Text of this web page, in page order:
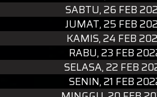
SABTU, 26 FEB
JUMAT, 25 FEB
KAMIS, 24 FEB
RABU, 23 FEB
SELASA, 22 FEB
SENIN, 21 FEB